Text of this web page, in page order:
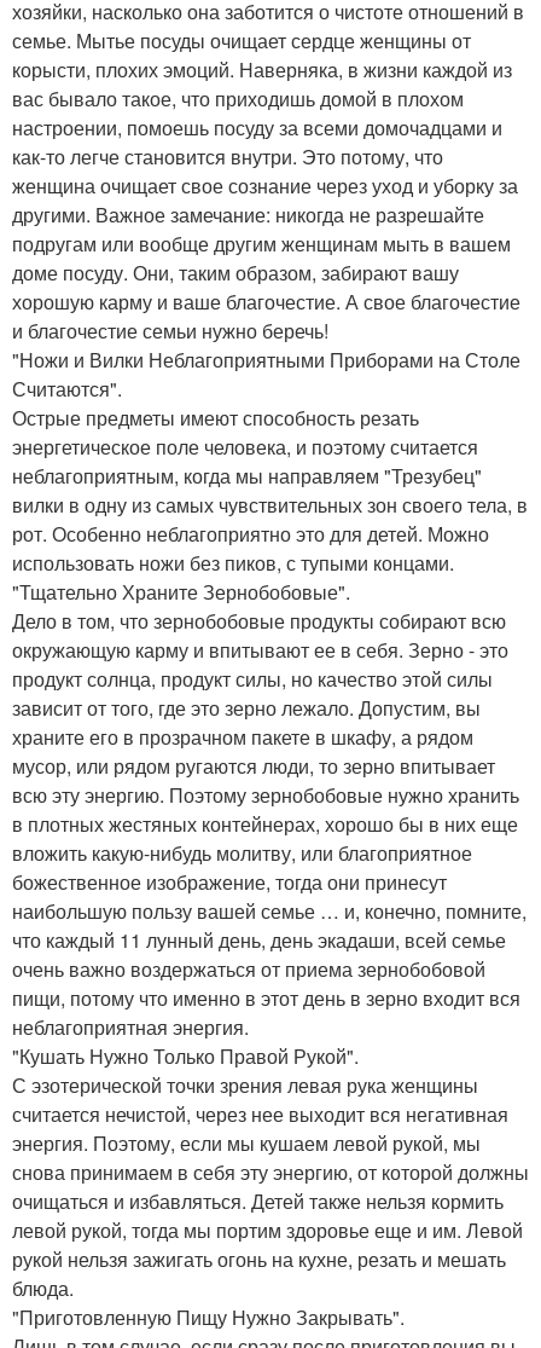
хозяйки, насколько она заботится о чистоте отношений в
семье. Мытье посуды очищает сердце женщины от
корысти, плохих эмоций. Наверняка, в жизни каждой из
вас бывало такое, что приходишь домой в плохом
настроении, помоешь посуду за всеми домочадцами и
как-то легче становится внутри. Это потому, что
женщина очищает свое сознание через уход и уборку за
другими. Важное замечание: никогда не разрешайте
подругам или вообще другим женщинам мыть в вашем
доме посуду. Они, таким образом, забирают вашу
хорошую карму и ваше благочестие. А свое благочестие
и благочестие семьи нужно беречь!
"Ножи и Вилки Неблагоприятными Приборами на Столе
Считаются".
Острые предметы имеют способность резать
энергетическое поле человека, и поэтому считается
неблагоприятным, когда мы направляем "Трезубец"
вилки в одну из самых чувствительных зон своего тела, в
рот. Особенно неблагоприятно это для детей. Можно
использовать ножи без пиков, с тупыми концами.
"Тщательно Храните Зернобобовые".
Дело в том, что зернобобовые продукты собирают всю
окружающую карму и впитывают ее в себя. Зерно - это
продукт солнца, продукт силы, но качество этой силы
зависит от того, где это зерно лежало. Допустим, вы
храните его в прозрачном пакете в шкафу, а рядом
мусор, или рядом ругаются люди, то зерно впитывает
всю эту энергию. Поэтому зернобобовые нужно хранить
в плотных жестяных контейнерах, хорошо бы в них еще
вложить какую-нибудь молитву, или благоприятное
божественное изображение, тогда они принесут
наибольшую пользу вашей семье … и, конечно, помните,
что каждый 11 лунный день, день экадаши, всей семье
очень важно воздержаться от приема зернобобовой
пищи, потому что именно в этот день в зерно входит вся
неблагоприятная энергия.
"Кушать Нужно Только Правой Рукой".
С эзотерической точки зрения левая рука женщины
считается нечистой, через нее выходит вся негативная
энергия. Поэтому, если мы кушаем левой рукой, мы
снова принимаем в себя эту энергию, от которой должны
очищаться и избавляться. Детей также нельзя кормить
левой рукой, тогда мы портим здоровье еще и им. Левой
рукой нельзя зажигать огонь на кухне, резать и мешать
блюда.
"Приготовленную Пищу Нужно Закрывать".